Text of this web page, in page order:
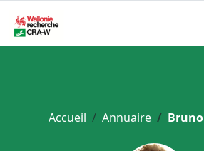
Accueil Annuaire Bruno